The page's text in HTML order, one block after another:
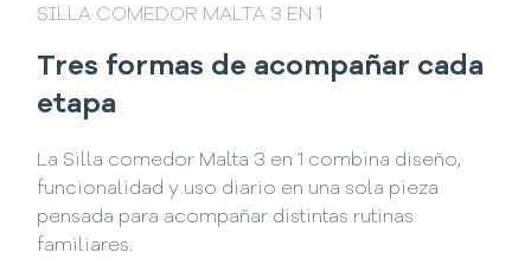
SILLA COMEDOR MALTA 3 EN 1
Tres formas de acompañar cada
etapa
La Silla comedor Malta 3 en 1 combina diseño,
funcionalidad y uso diario en una sola pieza
pensada para acompañar distintas rutinas
familiares.